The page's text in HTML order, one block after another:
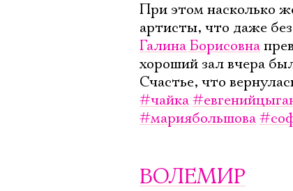
При этом насколько
артисты, что даже
Галина Борисовна
хороший зал вчера
Счастье, что
#чайка
#мариябольшова
ВОЛЕМИР